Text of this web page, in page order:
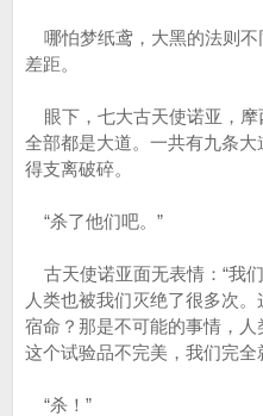
哪怕梦纸鸢，大黑的法则不
差距。
眼下，七大古天使诺亚，摩
全部都是大道。一共有九条
得支离破碎。
“杀了他们吧。”
古天使诺亚面无表情：“我
人类也被我们灭绝了很多次
宿命？那是不可能的事情，
这个试验品不完美，我们完全
“杀！”